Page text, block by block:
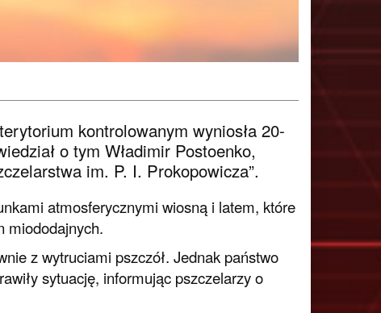
kontrolowanym wyniosła 20-
o tym Władimir Postoenko,
im. P. I. Prokopowicza”.
atmosferycznymi wiosną i latem, które
miododajnych.
z wytruciami pszczół. Jednak państwo
sytuację, informując pszczelarzy o